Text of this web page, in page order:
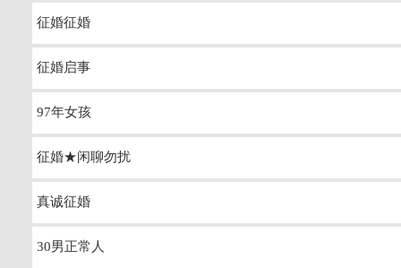
征婚征婚
征婚启事
97年女孩
征婚★闲聊勿扰
真诚征婚
30男正常人